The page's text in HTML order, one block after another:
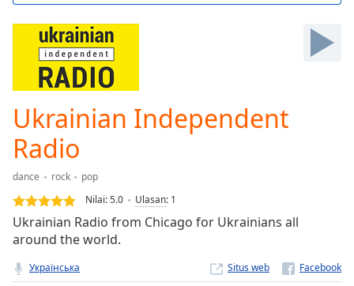
Skip
Forward
Current
Duration -:-
Loaded:
0.00%
TypeLIVE
Seek to
live,
currently
behind
live LIVE
Ukrainian Independent
Radio
dance rock
pop
Nilai:5.0 Ulasan: 1
Ukrainian Radio from Chicago for Ukrainians all
around the world.
Українська Situs web